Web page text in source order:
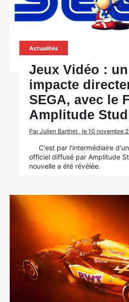
Actualités
Jeux Vidéo :
impacte
SEGA, avec le
Amplitude
Par Julien Barthet , le 10 novembre
C'est par l'intermédiaire
officiel diffusé par Amplitude
nouvelle a été révélée.